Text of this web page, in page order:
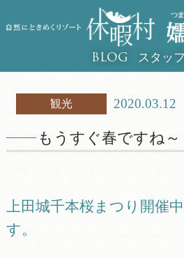
BLOG スタッ
観光 2020.03.12
もうすぐ春ですね～
上田城千本桜まつり開催
す。